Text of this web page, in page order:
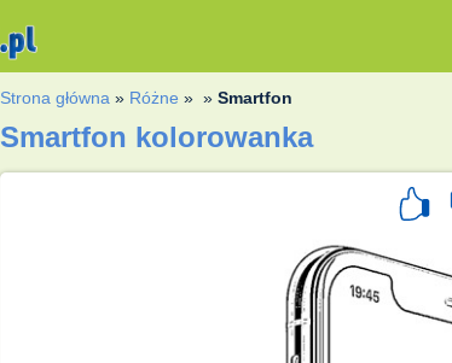
Strona główna » Różne » »Smartfon
Smartfon kolorowanka